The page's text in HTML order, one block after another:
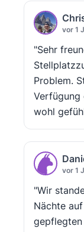
vor 1
"Sehr
Problem.
Verfügung
wohl
vor 1
"Wir
Nächte